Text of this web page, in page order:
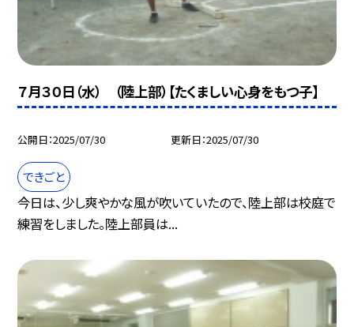
７月３０日（水） （陸上部）【たくましい心身をもつ子】
公開日 2025/07/30 更新日 2025/07/30
できごと
今日は、少し爽やかな風が吹いていたので、陸上部は校庭で
練習をしました。陸上部員は...